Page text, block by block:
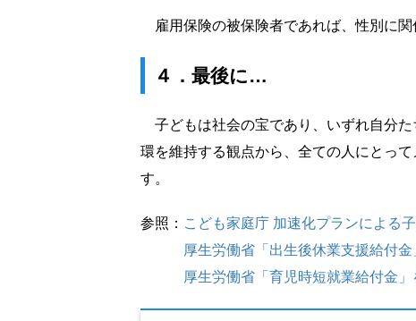
雇用保険の被保険者であれば、性別に関
４．最後に…
子どもは社会の宝であり、いずれ自分
環を維持する観点から、全ての人にとっ
す。
参照： こども家庭庁 加速化プランによる
厚生労働省「出生後休業支援給付
厚生労働省「育児時短就業給付金